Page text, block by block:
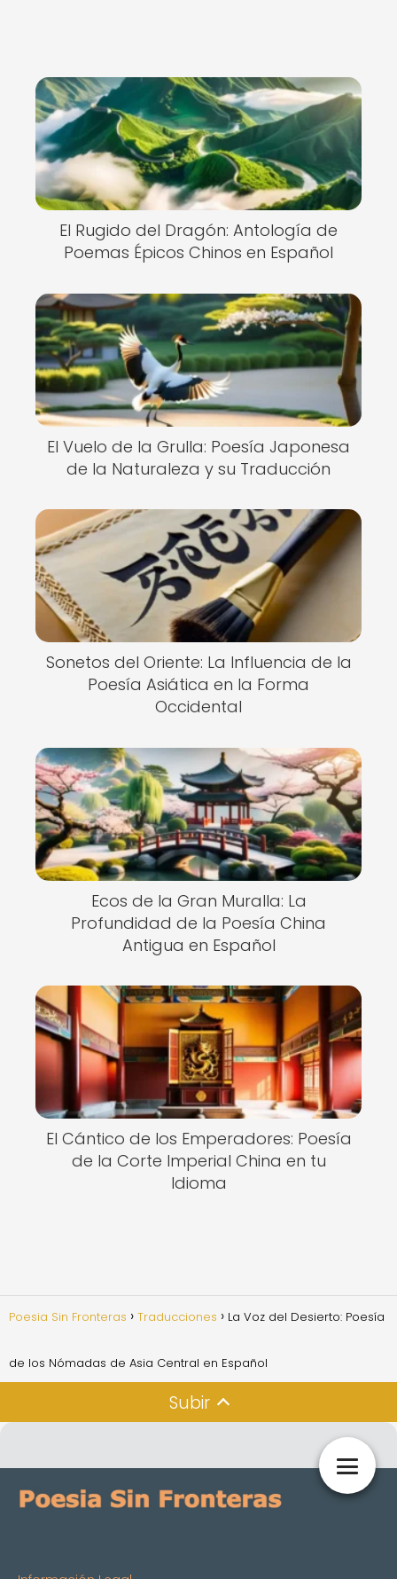
El Rugido del Dragón: Antología de
Poemas Épicos Chinos en Español
El Vuelo de la Grulla: Poesía Japonesa
de la Naturaleza y su Traducción
Sonetos del Oriente: La Influencia de la
Poesía Asiática en la Forma
Occidental
Ecos de la Gran Muralla: La
Profundidad de la Poesía China
Antigua en Español
El Cántico de los Emperadores: Poesía
de la Corte Imperial China en tu
Idioma
Poesia Sin Fronteras Traducciones La Voz del Desierto: Poesía
de los Nómadas de Asia Central en Español
Subir